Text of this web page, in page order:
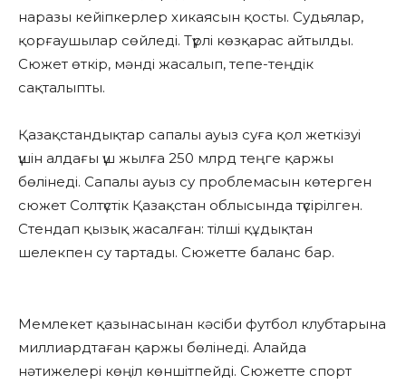
наразы кейіпкерлер хикаясын қосты. Судьялар,
қорғаушылар сөйледі. Түрлі көзқарас айтылды.
Сюжет өткір, мәнді жасалып, тепе-теңдік
сақталыпты.
Қазақстандықтар сапалы ауыз суға қол жеткізуі
үшін алдағы үш жылға 250 млрд теңге қаржы
бөлінеді. Сапалы ауыз су проблемасын көтерген
сюжет Солтүстік Қазақстан облысында түсірілген.
Стендап қызық жасалған: тілші құдықтан
шелекпен су тартады. Сюжетте баланс бар.
Мемлекет қазынасынан кәсіби футбол клубтарына
миллиардтаған қаржы бөлінеді. Алайда
нәтижелері көңіл көншітпейді. Сюжетте спорт